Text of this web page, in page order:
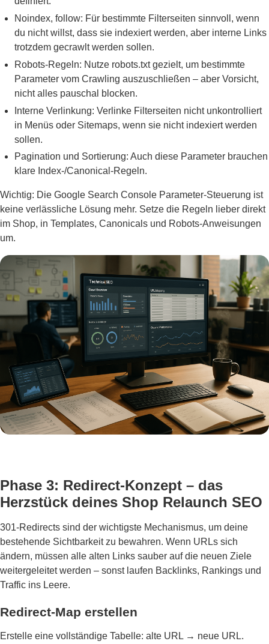
Noindex, follow: Für bestimmte Filterseiten sinnvoll, wenn
du nicht willst, dass sie indexiert werden, aber interne Links
trotzdem gecrawlt werden sollen.
Robots-Regeln: Nutze robots.txt gezielt, um bestimmte
Parameter vom Crawling auszuschließen – aber Vorsicht,
nicht alles pauschal blocken.
Interne Verlinkung: Verlinke Filterseiten nicht unkontrolliert
in Menüs oder Sitemaps, wenn sie nicht indexiert werden
sollen.
Pagination und Sortierung: Auch diese Parameter brauchen
klare Index-/Canonical-Regeln.
Wichtig: Die Google Search Console Parameter-Steuerung ist
keine verlässliche Lösung mehr. Setze die Regeln lieber direkt
im Shop, in Templates, Canonicals und Robots-Anweisungen
um.
Phase 3: Redirect-Konzept – das
Herzstück deines Shop Relaunch SEO
301-Redirects sind der wichtigste Mechanismus, um deine
bestehende Sichtbarkeit zu bewahren. Wenn URLs sich
ändern, müssen alle alten Links sauber auf die neuen Ziele
weitergeleitet werden – sonst laufen Backlinks, Rankings und
Traffic ins Leere.
Redirect-Map erstellen
Erstelle eine vollständige Tabelle: alte URL → neue URL.